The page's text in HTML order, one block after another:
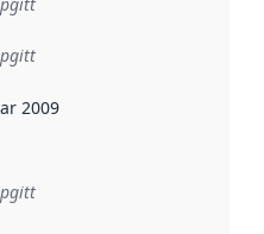
når dataene i dette
2009